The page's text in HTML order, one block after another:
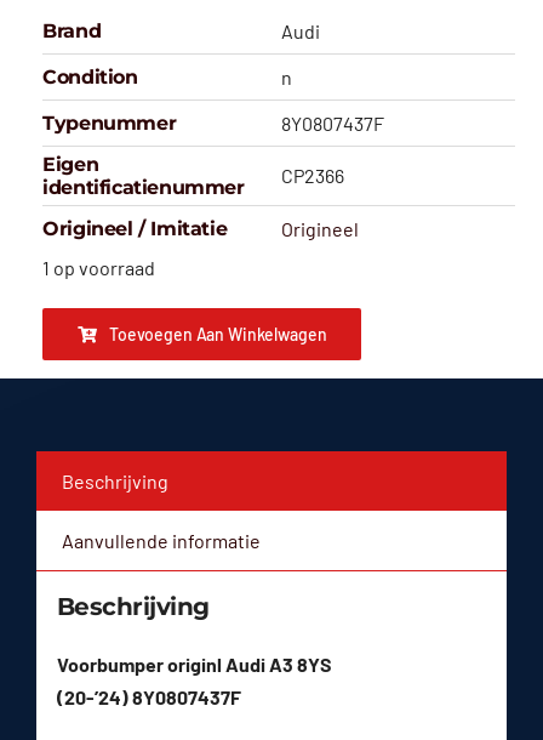
Brand
Audi
Condition
n
Typenummer
8Y0807437F
Eigen
identificatienummer
CP2366
Origineel / Imitatie
Origineel
1 op voorraad
Toevoegen Aan Winkelwagen
Beschrijving
Aanvullende informatie
Beschrijving
Voorbumper originl Audi A3 8YS
(20-’24) 8Y0807437F